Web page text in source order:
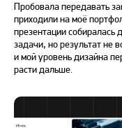
Пробовала передавать
приходили на моё
презентации собиралась
задачи, но результат не
и мой уровень дизайна
расти дальше.